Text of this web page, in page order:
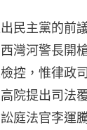
民主黨的前
灣河警長開
控，惟律政
院提出司法
庭法官李運